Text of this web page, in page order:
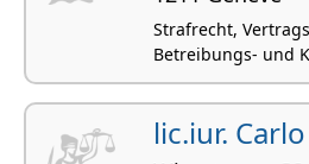
Strafrecht,
Betreibungs- und
lic.iur.